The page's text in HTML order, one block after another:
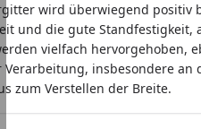
wird überwiegend positiv
und die gute Standfestigkeit,
vielfach hervorgehoben,
Verarbeitung, insbesondere
zum Verstellen der Breite.